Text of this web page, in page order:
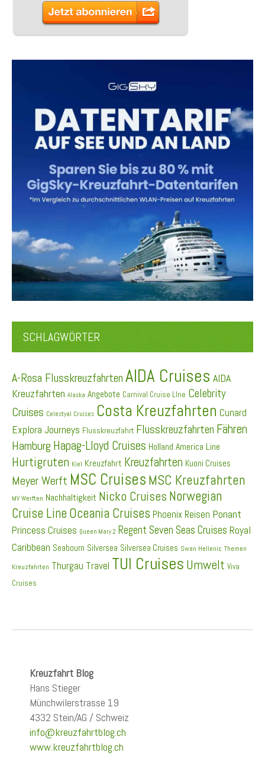
SCHLAGWÖRTER
A-Rosa Flusskreuzfahrten AIDA Cruises AIDA
Kreuzfahrten Alaska Angebote Carnival Cruise LIne Celebrity
Cruises Celestyal Cruises Costa Kreuzfahrten Cunard
Explora Journeys Flusskreuzfahrt Flusskreuzfahrten Fähren
Hamburg Hapag-Lloyd Cruises Holland America Line
Hurtigruten Kiel Kreuzfahrt Kreuzfahrten Kuoni Cruises
Meyer Werft MSC Cruises MSC Kreuzfahrten
MV Werften Nachhaltigkeit Nicko Cruises Norwegian
Cruise Line Oceania Cruises Phoenix Reisen Ponant
Princess Cruises Queen Mary 2 Regent Seven Seas Cruises Royal
Caribbean Seabourn Silversea Silversea Cruises Swan Hellenic Themen
Kreuzfahrten Thurgau Travel TUI Cruises Umwelt Viva
Cruises
Kreuzfahrt Blog
Hans Stieger
Münchwilerstrasse 19
4332 Stein/AG / Schweiz
info@kreuzfahrtblog.ch
www.kreuzfahrtblog.ch